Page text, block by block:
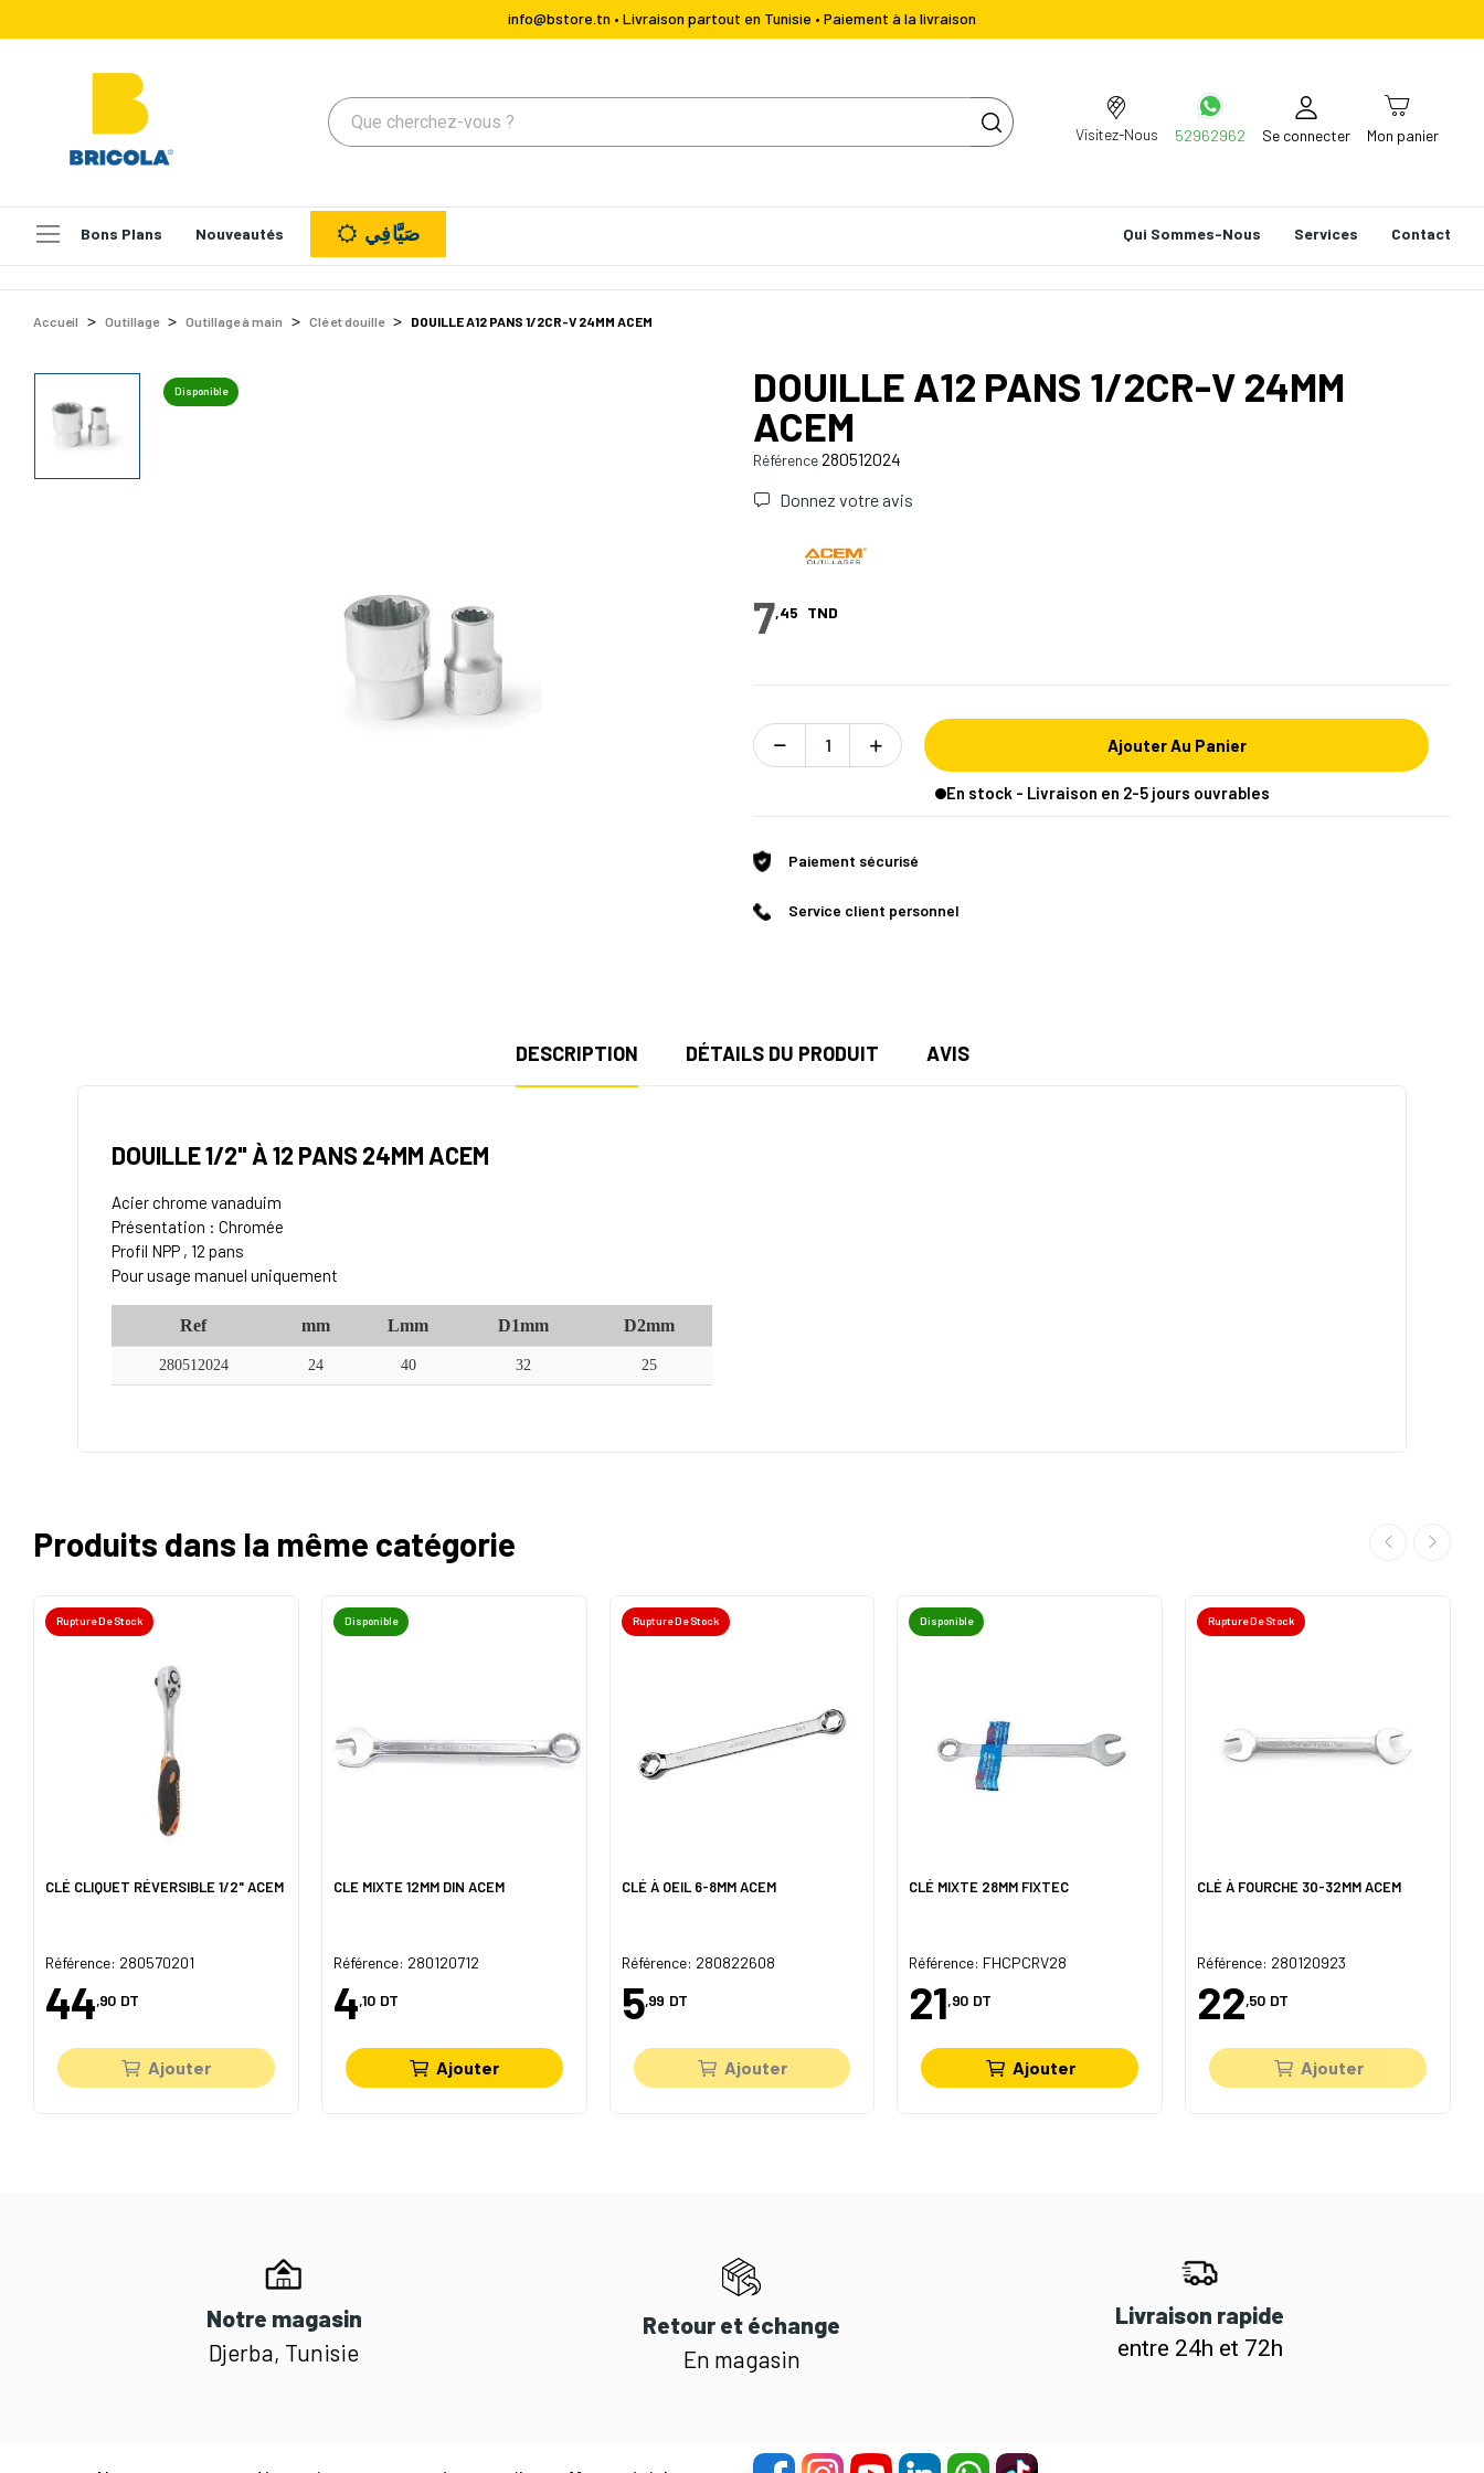
info@bstore.tn • Livraison partout en Tunisie • Paiement à la livraison
Visitez-Nous 52962962 Se connecter Mon panier
Bons Plans Nouveautés Qui Sommes-Nous Services Contact صَيَّافِي
Accueil Outillage Outillage à main Clé et douille DOUILLE A12 PANS 1/2CR-V 24MM ACEM
Disponible
DOUILLE A12 PANS 1/2CR-V 24MM
ACEM
Référence280512024
Donnez votre avis
7,45 TND
Ajouter Au Panier
En stock - Livraison en 2-5 jours ouvrables
Paiement sécurisé
Service client personnel
DESCRIPTION DÉTAILS DU PRODUIT AVIS
DOUILLE 1/2" À 12 PANS 24MM ACEM
Acier chrome vanaduim
Présentation : Chromée
Profil NPP , 12 pans
Pour usage manuel uniquement
Ref mm Lmm D1mm D2mm
280512024 24 40 32 25
Produits dans la même catégorie
Rupture De Stock
CLÉ CLIQUET RÉVERSIBLE 1/2" ACEM
Référence: 280570201
44,90 DT
Ajouter
Disponible
CLE MIXTE 12MM DIN ACEM
Référence: 280120712
4,10 DT
Ajouter
Rupture De Stock
CLÉ À OEIL 6-8MM ACEM
Référence: 280822608
5,99 DT
Ajouter
Disponible
CLÉ MIXTE 28MM FIXTEC
Référence: FHCPCRV28
21,90 DT
Ajouter
Rupture De Stock
CLÉ À FOURCHE 30-32MM ACEM
Référence: 280120923
22,50 DT
Ajouter
Notre magasin
Djerba, Tunisie
Retour et échange
En magasin
Livraison rapide
entre 24h et 72h